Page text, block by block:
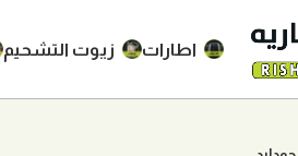
اطارات زيوت التشحيم